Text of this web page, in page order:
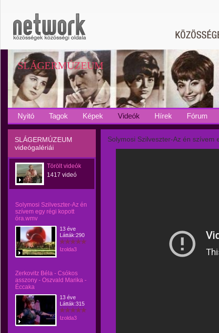
SLÁGERMÚZEUM
Nyitó Tagok Képek Videók Hírek Fórum
SLÁGERMÚZEUM
videógalériái
Törölt videók
1417 videó
Solymosi Szilveszter-Az én
szívem egy régi kopott
óra.wmv
13 éve
Látták:290
Izolda3
Zerkovitz Béla - Csókos
asszony - Oszvald Marika -
Éccaka
13 éve
Látták:315
Izolda3
Solymosi Szilveszter-Az én szívem